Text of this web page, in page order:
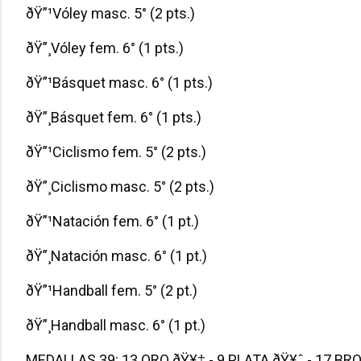
ðŸ”¹Vóley masc. 5° (2 pts.)
ðŸ”¸Vóley fem. 6° (1 pts.)
ðŸ”¹Básquet masc. 6° (1 pts.)
ðŸ”¸Básquet fem. 6° (1 pts.)
ðŸ”¹Ciclismo fem. 5° (2 pts.)
ðŸ”¸Ciclismo masc. 5° (2 pts.)
ðŸ”¹Natación fem. 6° (1 pt.)
ðŸ”¸Natación masc. 6° (1 pt.)
ðŸ”¹Handball fem. 5° (2 pt.)
ðŸ”¸Handball masc. 6° (1 pt.)